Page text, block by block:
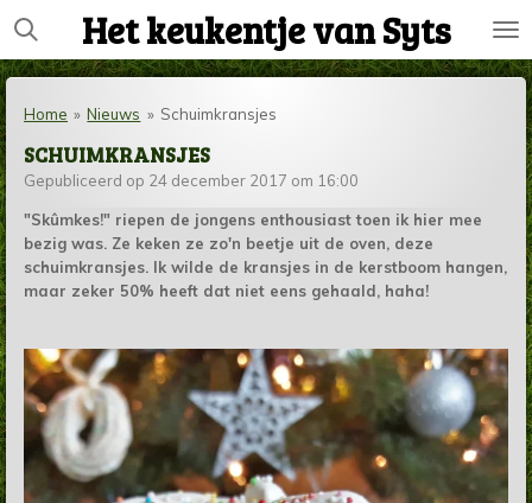
Ga
direct
naar
hoofdinhoud
Het keukentje van Syts
Home » Nieuws » Schuimkransjes
SCHUIMKRANSJES
Gepubliceerd op 24 december 2017 om 16:00
"Skûmkes!" riepen de jongens enthousiast toen ik hier mee
bezig was. Ze keken ze zo'n beetje uit de oven, deze
schuimkransjes. Ik wilde de kransjes in de kerstboom hangen,
maar zeker 50% heeft dat niet eens gehaald, haha!